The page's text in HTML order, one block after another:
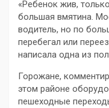
«Ребенок жив,
большая вмятина.
водитель, но по
перебегал или
написала одна из
Горожане,
этом районе
пешеходные